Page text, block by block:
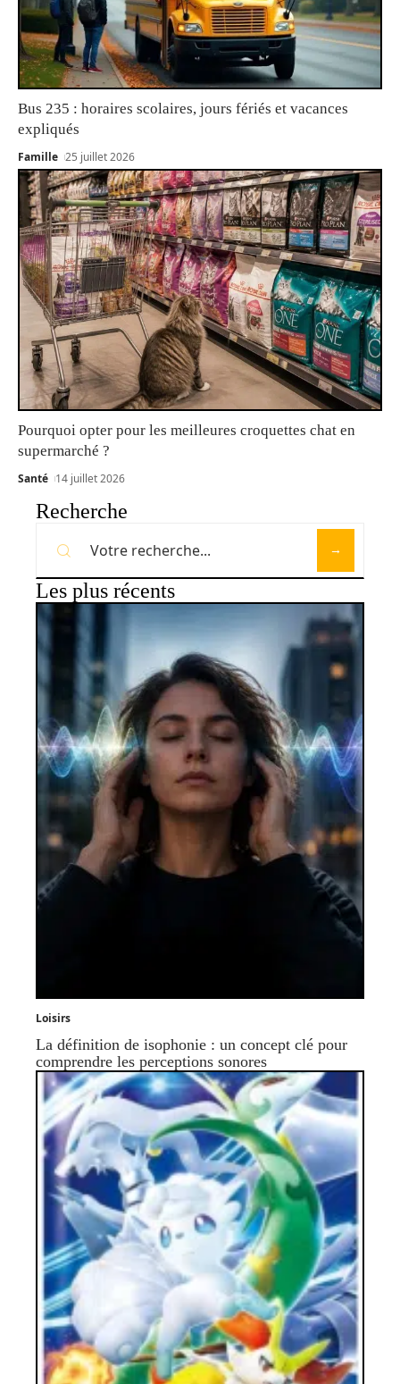
Bus 235 : horaires scolaires, jours fériés et vacances
expliqués
Famille 25 juillet 2026
Pourquoi opter pour les meilleures croquettes chat en
supermarché ?
Santé 14 juillet 2026
Recherche
Les plus récents
Loisirs
La définition de isophonie : un concept clé pour
comprendre les perceptions sonores